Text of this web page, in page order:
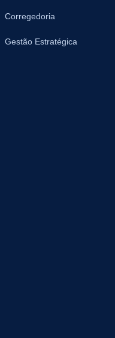
Corregedoria
Gestão Estratégica